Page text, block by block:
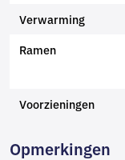
Verwarming
Ramen
Voorzieningen
Opmerkingen